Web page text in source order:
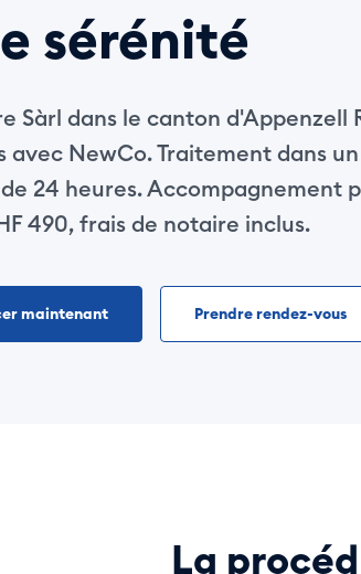
sérénité
Sàrl dans le canton d'Appenzell
avec NewCo. Traitement dans
24 heures. Accompagnement
490, frais de notaire inclus.
maintenant Prendre rendez-vous
La